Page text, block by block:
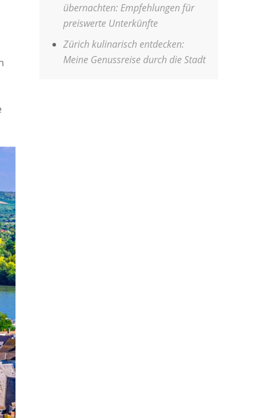
übernachten: Empfehlungen für
preiswerte Unterkünfte
Zürich kulinarisch entdecken:
Meine Genussreise durch die Stadt